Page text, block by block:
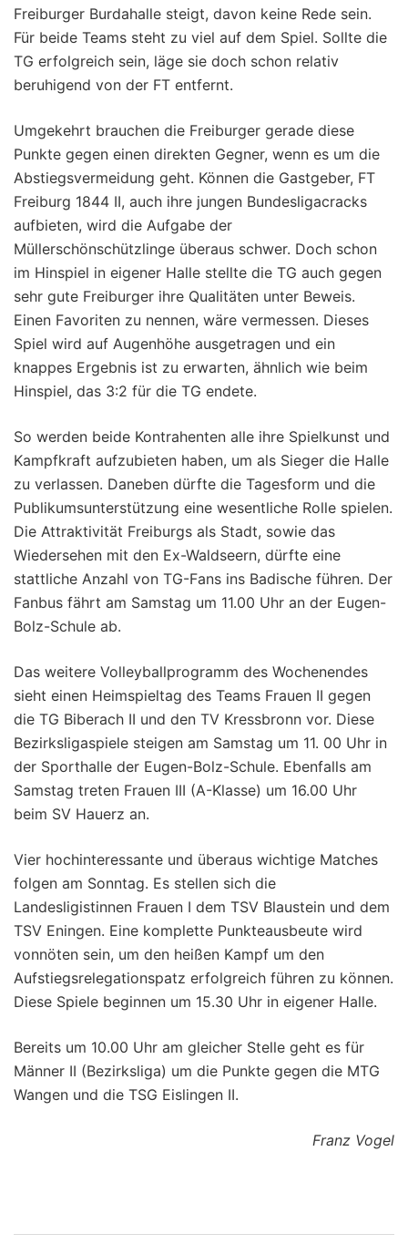
Freiburger Burdahalle steigt, davon keine Rede sein.
Für beide Teams steht zu viel auf dem Spiel. Sollte die
TG erfolgreich sein, läge sie doch schon relativ
beruhigend von der FT entfernt.
Umgekehrt brauchen die Freiburger gerade diese
Punkte gegen einen direkten Gegner, wenn es um die
Abstiegsvermeidung geht. Können die Gastgeber, FT
Freiburg 1844 II, auch ihre jungen Bundesligacracks
aufbieten, wird die Aufgabe der
Müllerschönschützlinge überaus schwer. Doch schon
im Hinspiel in eigener Halle stellte die TG auch gegen
sehr gute Freiburger ihre Qualitäten unter Beweis.
Einen Favoriten zu nennen, wäre vermessen. Dieses
Spiel wird auf Augenhöhe ausgetragen und ein
knappes Ergebnis ist zu erwarten, ähnlich wie beim
Hinspiel, das 3:2 für die TG endete.
So werden beide Kontrahenten alle ihre Spielkunst und
Kampfkraft aufzubieten haben, um als Sieger die Halle
zu verlassen. Daneben dürfte die Tagesform und die
Publikumsunterstützung eine wesentliche Rolle spielen.
Die Attraktivität Freiburgs als Stadt, sowie das
Wiedersehen mit den Ex-Waldseern, dürfte eine
stattliche Anzahl von TG-Fans ins Badische führen. Der
Fanbus fährt am Samstag um 11.00 Uhr an der Eugen-
Bolz-Schule ab.
Das weitere Volleyballprogramm des Wochenendes
sieht einen Heimspieltag des Teams Frauen II gegen
die TG Biberach II und den TV Kressbronn vor. Diese
Bezirksligaspiele steigen am Samstag um 11. 00 Uhr in
der Sporthalle der Eugen-Bolz-Schule. Ebenfalls am
Samstag treten Frauen III (A-Klasse) um 16.00 Uhr
beim SV Hauerz an.
Vier hochinteressante und überaus wichtige Matches
folgen am Sonntag. Es stellen sich die
Landesligistinnen Frauen I dem TSV Blaustein und dem
TSV Eningen. Eine komplette Punkteausbeute wird
vonnöten sein, um den heißen Kampf um den
Aufstiegsrelegationspatz erfolgreich führen zu können.
Diese Spiele beginnen um 15.30 Uhr in eigener Halle.
Bereits um 10.00 Uhr am gleicher Stelle geht es für
Männer II (Bezirksliga) um die Punkte gegen die MTG
Wangen und die TSG Eislingen II.
Franz Vogel